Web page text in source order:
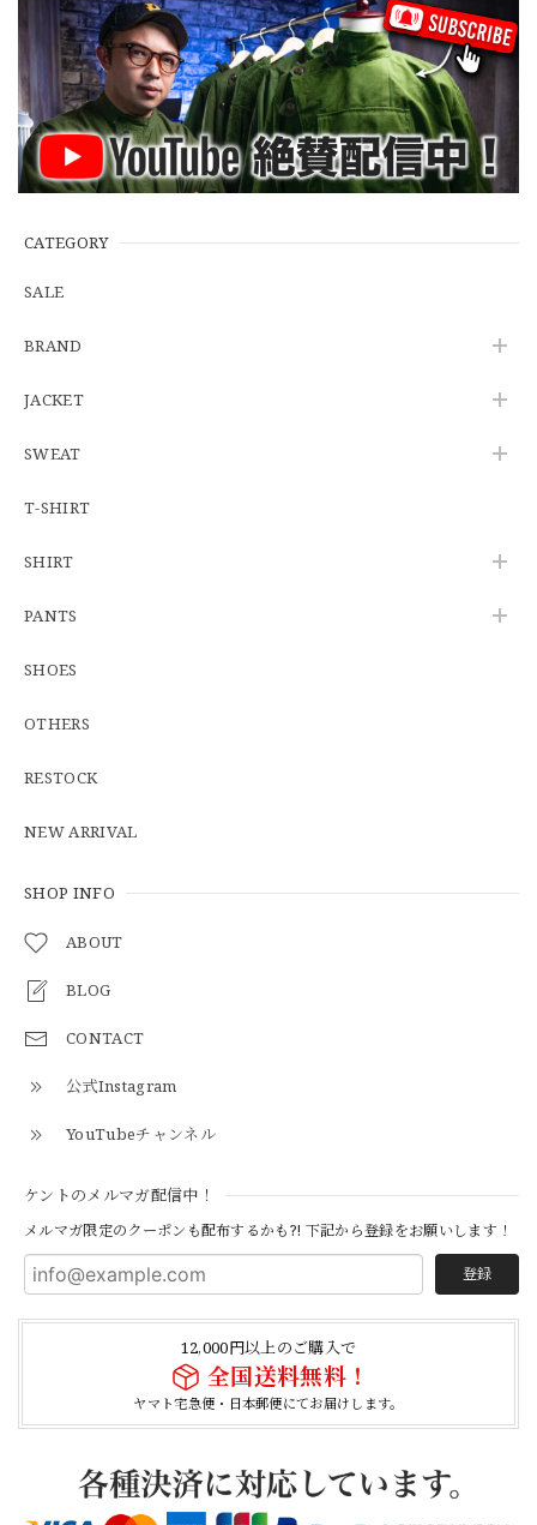
CATEGORY
SALE
BRAND
JACKET
SWEAT
T-SHIRT
SHIRT
PANTS
SHOES
OTHERS
RESTOCK
NEW ARRIVAL
SHOP INFO
ABOUT
BLOG
CONTACT
公式Instagram
YouTubeチャンネル
ケントのメルマガ配信中！
メルマガ限定のクーポンも配布するかも?! 下記から登録をお願いします！
登録
12,000円以上のご購入で
全国送料無料！
ヤマト宅急便・日本郵便にてお届けします。
【Additive and Line】Wallet Chain Nickel Silver WCH-005 新品 ウォレットチェーン 小判型 ニッケルシルバー 約40cm
2026/06/27
【Cooperstown Ball Cap】Made in USA Baseball Cap "1938 HOLLYWOOD STARS" 新品 クーパーズタウンボールキャップ ハリウッドスターズ 6パネル
とても早く対応頂きありがとうございました。
2026/04/21
NAVY
2026/04/21
【USED】Canadian Army IECS Fleece Pants 実物 カナダ軍 フリースパンツ ユーズド
⑥サイズ
2026/04/17
2026/04/02